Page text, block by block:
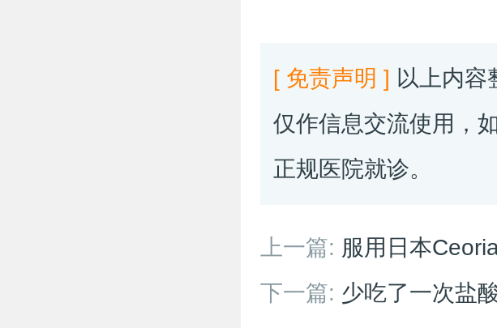
[ 免责声明 ] 以上内容
仅作信息交流使用，
正规医院就诊。
上一篇: 服用日本
食物不能吃？
下一篇: 少吃了一次盐